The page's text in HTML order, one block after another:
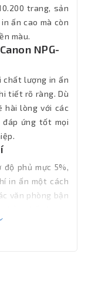
trang, sản
ấn cao mà còn
màu.
NPG-
chất lượng in ấn
tiết rõ ràng. Dù
hài lòng với các
ứng tốt mọi
phủ mực 5%,
in ấn một cách
văn phòng bận